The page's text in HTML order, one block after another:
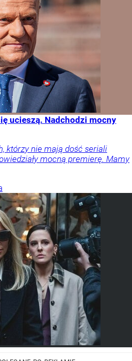
ucieszą. Nadchodzi mocny
którzy nie mają dość seriali
mocną premierę. Mamy